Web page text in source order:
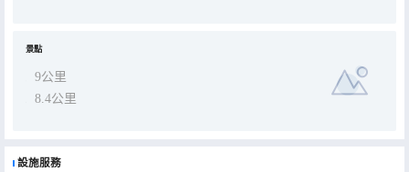
景點
9公里
8.4公里
設施服務